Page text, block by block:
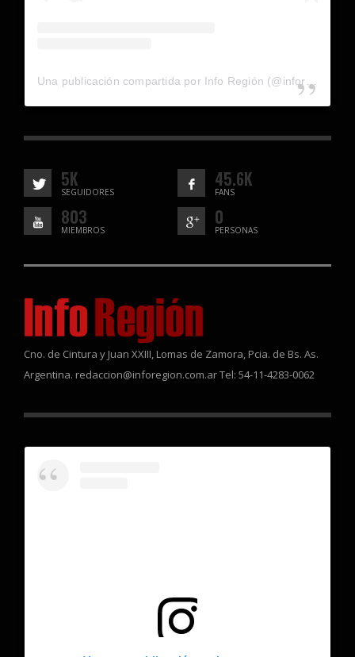
5K
SEGUIDORES
45.6K
FANS
803
MIEMBROS
0
PERSONAS
Cno. de Cintura y Juan XXIII, Lomas de Zamora, Pcia. de Bs. As.
Argentina. redaccion@inforegion.com.ar Tel: 54-11-4283-0062